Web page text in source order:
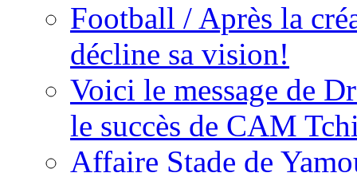
Football / Après la
décline sa vision!
Voici le message de
le succès de CAM
Affaire Stade de